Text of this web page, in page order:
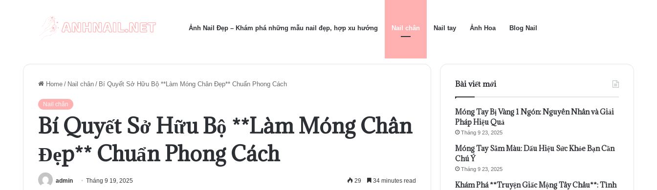
Ảnh Nail Đẹp – Khám phá những mẫu nail đẹp, hợp xu hướng Nail chân Nail tay Ảnh Hoa Blog Nail
Home / Nail chân / Bí Quyết Sở Hữu Bộ **Làm Móng Chân Đẹp** Chuẩn Phong Cách
Nail chân
Bí Quyết Sở Hữu Bộ **Làm Móng Chân
Đẹp** Chuẩn Phong Cách
admin Tháng 9 19, 2025 29 34 minutes read
Bài viết mới
Móng Tay Bị Vàng 1 Ngón: Nguyên Nhân và Giải
Pháp Hiệu Quả
Tháng 9 23, 2025
Móng Tay Sẫm Màu: Dấu Hiệu Sức Khỏe Bạn Cần
Chú Ý
Tháng 9 23, 2025
Khám Phá **Truyện Giấc Mộng Tây Châu**: Tình